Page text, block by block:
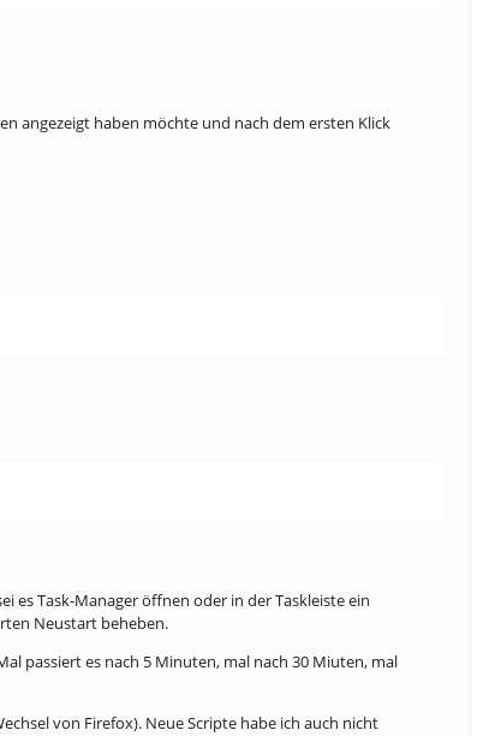
angezeigt haben möchte und nach dem ersten Klick
es Task-Manager öffnen oder in der Taskleiste ein
Neustart beheben.
passiert es nach 5 Minuten, mal nach 30 Miuten, mal
von Firefox). Neue Scripte habe ich auch nicht